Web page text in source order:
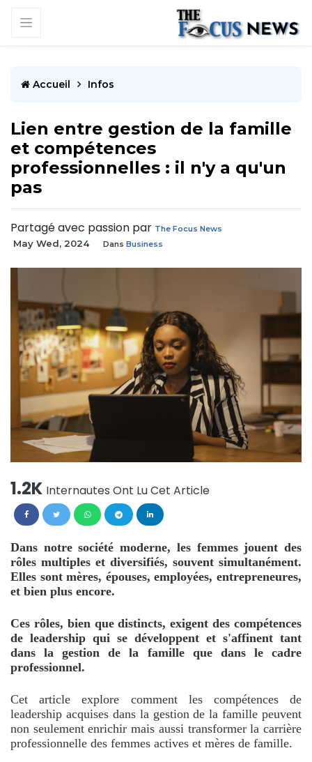
Accueil Infos
Lien entre gestion de la famille
et compétences
professionnelles : il n'y a qu'un
pas
Partagé avec passion par The Focus News
May Wed, 2024 Dans Business
1.2K Internautes Ont Lu Cet Article
Dans notre société moderne, les femmes jouent des
rôles multiples et diversifiés, souvent simultanément.
Elles sont mères, épouses, employées, entrepreneures,
et bien plus encore.
Ces rôles, bien que distincts, exigent des compétences
de leadership qui se développent et s'affinent tant
dans la gestion de la famille que dans le cadre
professionnel.
Cet article explore comment les compétences de
leadership acquises dans la gestion de la famille peuvent
non seulement enrichir mais aussi transformer la carrière
professionnelle des femmes actives et mères de famille.